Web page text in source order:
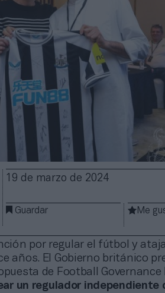
19 de marzo de 2024
Guardar Me
por regular el fútbol y
años. El Gobierno británico
de Football Governance
un regulador independiente